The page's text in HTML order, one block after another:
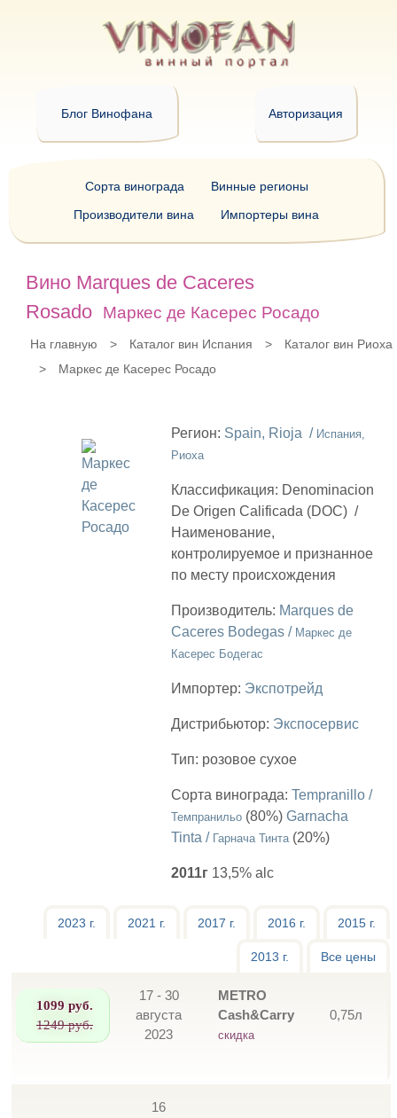
Блог Винофана Авторизация
Вино Marques de Caceres
Rosado
Маркес де Касерес Росадо
На главную > Каталог вин Испания >
Каталог вин Риоха
>
Маркес де Касерес Росадо
Регион: Spain, Rioja / Испания,
Риоха
Классификация: Denominacion
De Origen Сalificada (DOC) /
Наименование,
контролируемое и признанное
по месту происхождения
Производитель: Marques de
Caceres Bodegas / Маркес де
Касерес Бодегас
Импортер: Экспотрейд
Дистрибьютор: Экспосервис
Тип: розовое сухое
Сорта винограда: Tempranillo /
Темпранильо (80%) Garnacha
Tinta / Гарнача Тинта (20%)
2011г 13,5% alc
2023 г. 2021 г. 2017 г. 2016 г. 2015 г.
2013 г. Все цены
1099 руб.
1249 руб.
17 - 30
августа
2023
METRO
Cash&Carry
скидка
0,75л
16
Сорта винограда
Винные регионы
Производители вина
Импортеры вина